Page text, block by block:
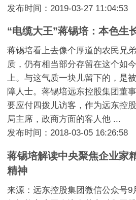
发布时间：2019-03-27 11:04:53
“电缆大王”蒋锡培：本色生
蒋锡培看上去像个厚道的农民兄
质，仍有相当部分存留在这个如
上。与这气质一块儿留下的，是
障人士。蒋锡培远东控股集团董
要应付四拨儿访客，作为远东控
局主席，政商方面的客人他 ...
发布时间：2018-03-05 16:26:58
蒋锡培解读中央聚焦企业家
精神
来源：远东控股集团微信公众号9